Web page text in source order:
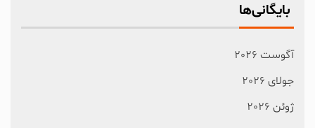
بایگانی‌ها
آگوست 2026
جولای 2026
ژوئن 2026